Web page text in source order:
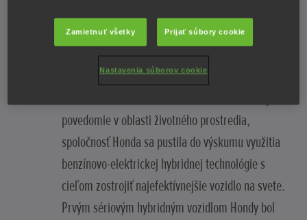
tejto oblasti disponovala rozsiahlymi odbornými
znalosťami, pričom proces spaľovania chudobnej
zmesi výrazne znížil produkciu škodlivých emisií.
povedomie v oblasti životného prostredia,
spoločnosť Honda sa pustila do výskumu využitia
benzínovo-elektrickej hybridnej technológie s
cieľom zostrojiť najefektívnejšie vozidlo na svete.
Prvým sériovým hybridným vozidlom Hondy bol
Zamietnuť všetky Prijať súbory cookie
Nastavenia súborov cookie